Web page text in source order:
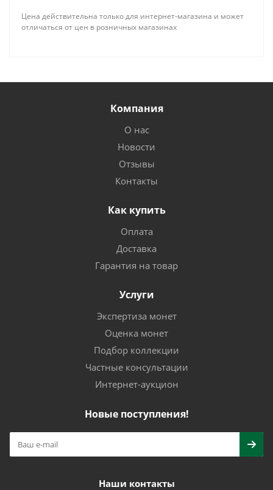
Цена действительна только для интернет-магазина и может
отличаться от цен в розничных магазинах
Компания
О нас
Новости
Отзывы
Контакты
Как купить
Оплата
Доставка
Гарантия на товар
Услуги
Экспертиза монет
Оценка монет
Подбор коллекции
Частные консультации
Интернет-аукцион
Новые поступления!
Наши контакты